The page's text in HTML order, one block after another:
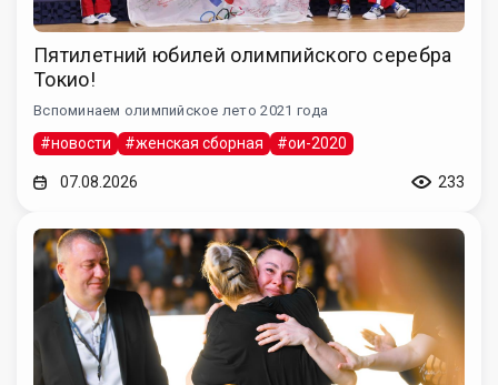
Пятилетний юбилей олимпийского серебра
Токио!
Вспоминаем олимпийское лето 2021 года
#новости #женская сборная #ои-2020
07.08.2026 233